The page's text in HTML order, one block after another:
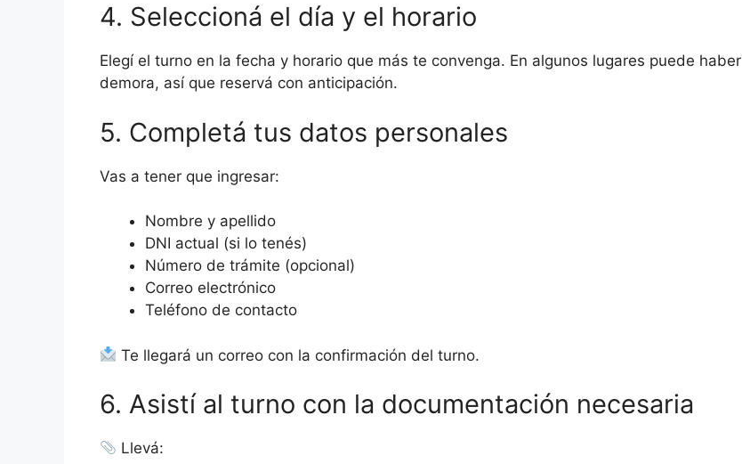
4. Seleccioná el día y el horario
Elegí el turno en la fecha y horario que más te convenga. En algunos lugares puede haber
demora, así que reservá con anticipación.
5. Completá tus datos personales
Vas a tener que ingresar:
Nombre y apellido
DNI actual (si lo tenés)
Número de trámite (opcional)
Correo electrónico
Teléfono de contacto
Te llegará un correo con la confirmación del turno.
6. Asistí al turno con la documentación necesaria
Llevá: